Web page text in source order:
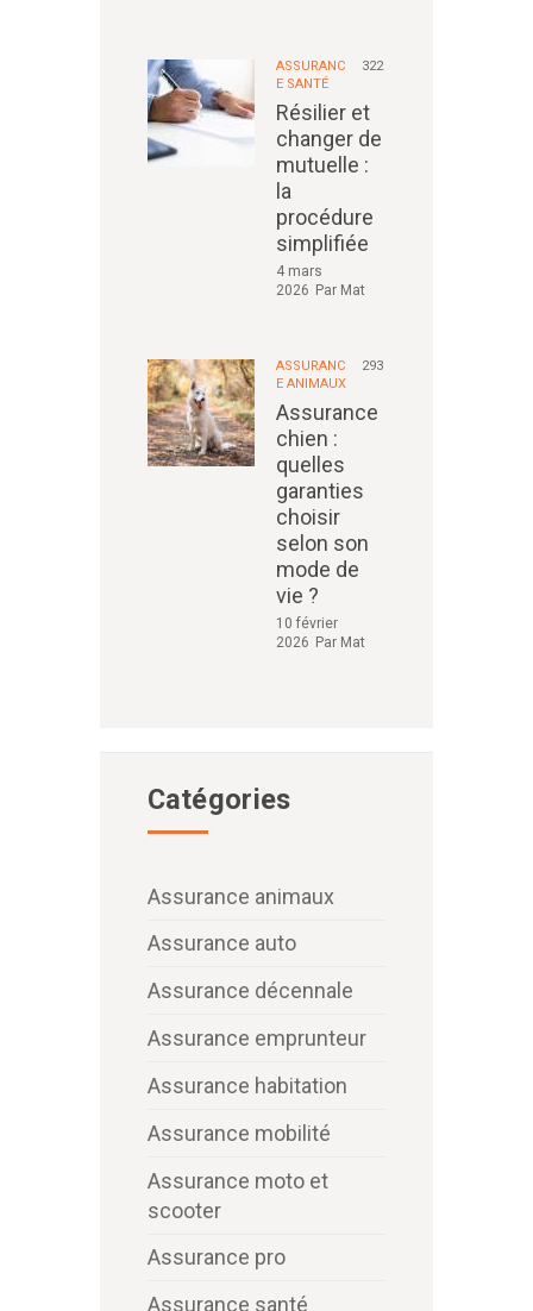
ASSURANC
E SANTÉ
322
Résilier et
changer de
mutuelle :
la
procédure
simplifiée
4 mars
2026 Par Mat
ASSURANC
E ANIMAUX
293
Assurance
chien :
quelles
garanties
choisir
selon son
mode de
vie ?
10 février
2026 Par Mat
Catégories
Assurance animaux
Assurance auto
Assurance décennale
Assurance emprunteur
Assurance habitation
Assurance mobilité
Assurance moto et
scooter
Assurance pro
Assurance santé